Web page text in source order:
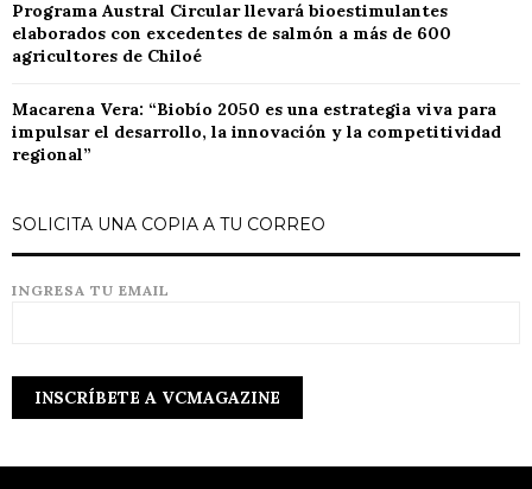
Programa Austral Circular llevará bioestimulantes
elaborados con excedentes de salmón a más de 600
agricultores de Chiloé
Macarena Vera: “Biobío 2050 es una estrategia viva para
impulsar el desarrollo, la innovación y la competitividad
regional”
SOLICITA UNA COPIA A TU CORREO
INGRESA TU EMAIL